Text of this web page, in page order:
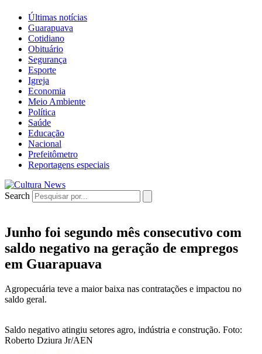
Últimas notícias
Guarapuava
Cotidiano
Obituário
Segurança
Esporte
Igreja
Economia
Meio Ambiente
Política
Saúde
Educação
Nacional
Prefeitômetro
Reportagens especiais
Search
Junho foi segundo mês consecutivo com
saldo negativo na geração de empregos
em Guarapuava
Agropecuária teve a maior baixa nas contratações e impactou no
saldo geral.
Saldo negativo atingiu setores agro, indústria e construção. Foto:
Roberto Dziura Jr/AEN